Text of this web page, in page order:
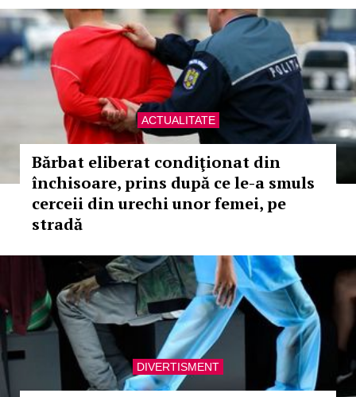
ACTUALITATE
Bărbat eliberat condiţionat din
închisoare, prins după ce le-a smuls
cerceii din urechi unor femei, pe
stradă
DIVERTISMENT